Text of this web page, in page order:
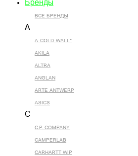
Бренды
ВСЕ БРЕНДЫ
A
A-COLD-WALL*
AKILA
ALTRA
ANGLAN
ARTE ANTWERP
ASICS
C
C.P. COMPANY
CAMPERLAB
CARHARTT WIP